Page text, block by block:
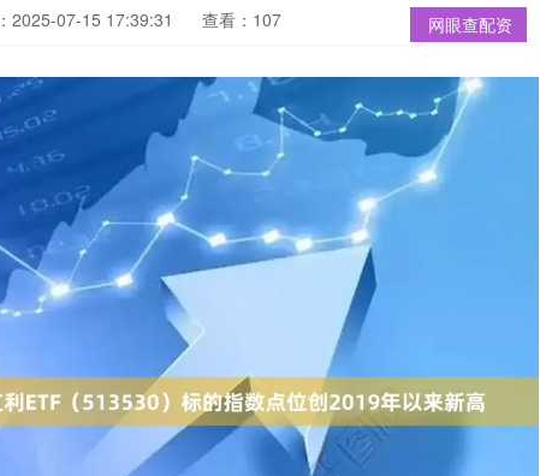
网眼查配资
2025-07-15 17:39:31 查看：107